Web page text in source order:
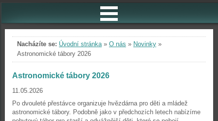
Nacházíte se: Úvodní stránka» O nás » Novinky »
Astronomické tábory 2026
Astronomické tábory 2026
11.05.2026
Po dvouleté přestávce organizuje hvězdárna pro děti a mládež
astronomické tábory. Podobně jako v předchozích letech nabízíme